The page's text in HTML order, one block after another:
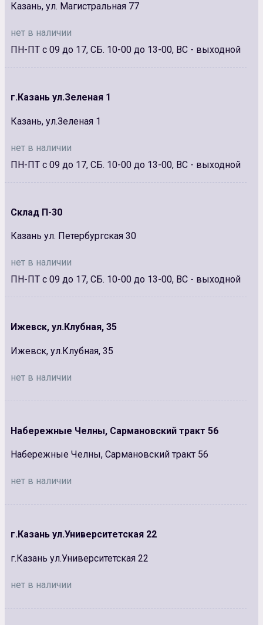
Казань, ул. Магистральная 77
нет в наличии
ПН-ПТ с 09 до 17, СБ. 10-00 до 13-00, ВС - выходной
г.Казань ул.Зеленая 1
Казань, ул.Зеленая 1
нет в наличии
ПН-ПТ с 09 до 17, СБ. 10-00 до 13-00, ВС - выходной
Склад П-30
Казань ул. Петербургская 30
нет в наличии
ПН-ПТ с 09 до 17, СБ. 10-00 до 13-00, ВС - выходной
Ижевск, ул.Клубная, 35
Ижевск, ул.Клубная, 35
нет в наличии
Набережные Челны, Сармановский тракт 56
Набережные Челны, Сармановский тракт 56
нет в наличии
г.Казань ул.Университетская 22
г.Казань ул.Университетская 22
нет в наличии